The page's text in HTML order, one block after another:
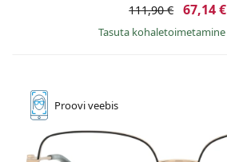
111,90 € 67,14 €
Tasuta kohaletoimetamine
Prooviveebis